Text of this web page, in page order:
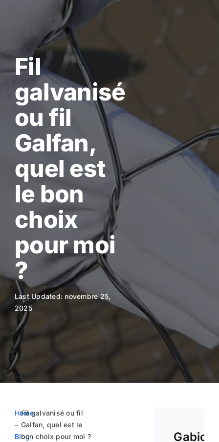
Fil
galvanisé
ou fil
Galfan,
quel est
le bon
choix
pour moi
?
Last Updated: novembre 25,
2025
Home
–
Blog
Fil galvanisé ou fil
Galfan, quel est le
bon choix pour moi ?
Gabion